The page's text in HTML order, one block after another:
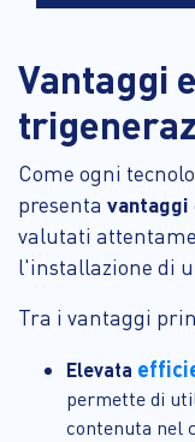
Vantaggi
Come ogni
presenta vantaggi
valutati
l'installazione di
Tra i vantaggi
Elevata
permette di
contenuta nel